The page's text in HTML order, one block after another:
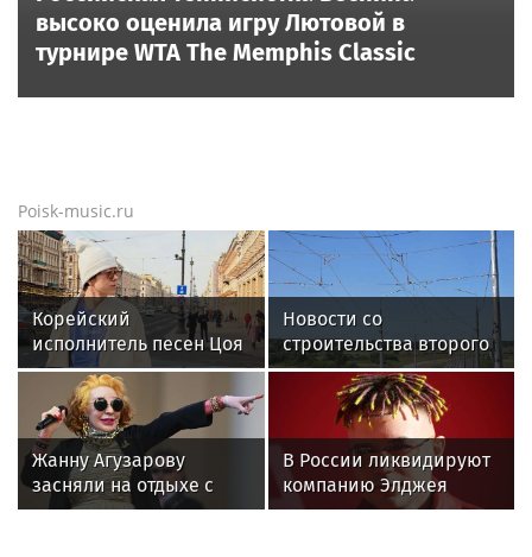
высоко оценила игру Лютовой в
турнире WTA The Memphis Classic
Poisk-music.ru
Корейский
исполнитель песен Цоя
Сон Вон Соп захотел
пожить в Нижнем
Новгороде
Новости со
строительства второго
этапа линии
«Славянка»
Жанну Агузарову
засняли на отдыхе с
22‑летним другом
В России ликвидируют
компанию Элджея